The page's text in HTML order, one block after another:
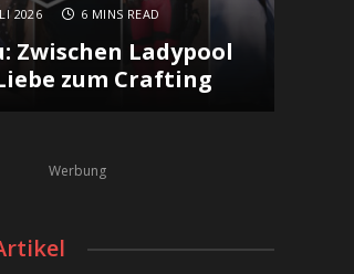
2026 6 MINS READ
Zwischen Ladypool
zum Crafting
Werbung